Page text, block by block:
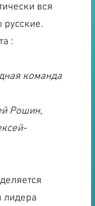
вся
:
команда
Рошин,
лидера